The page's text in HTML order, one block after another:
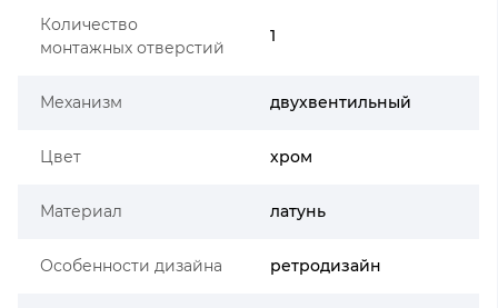
Количество
монтажных отверстий
1
Механизм двухвентильный
Цвет хром
Материал латунь
Особенности дизайна ретродизайн